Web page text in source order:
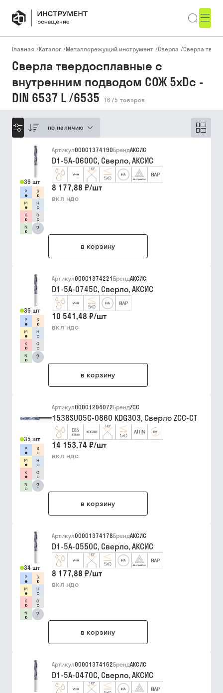
Главная /Каталог /Металлорежущий инструмент /Сверла /Сверла
Сверла твердосплавные с
внутренним подводом СОЖ 5xDc -
DIN 6537 L /6535
1675 товаров
по наличию
36 шт
?
Артикул00001374190БрендАКСИС
D1-5A-0600C, Сверло, АКСИС
8 177,88 ₽/шт
вкл ндс
в корзину
36 шт
?
Артикул00001374221 БрендАКСИС
D1-5A-0745C, Сверло, АКСИС
10 541,48 ₽/шт
вкл ндс
в корзину
35 шт
?
Артикул00001204072БрендZCC
1536SU05C-0860 KDG303, Сверло ZCC-CT
14 153,74 ₽/шт
вкл ндс
в корзину
34 шт
?
Артикул00001374178БрендАКСИС
D1-5A-0550C, Сверло, АКСИС
8 177,88 ₽/шт
вкл ндс
в корзину
Артикул00001374162БрендАКСИС
D1-5A-0470C, Сверло, АКСИС